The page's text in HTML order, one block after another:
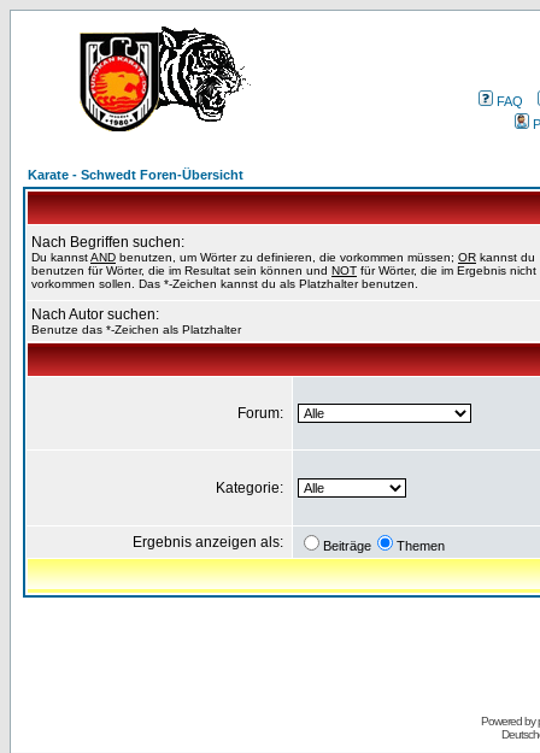
FAQ
Karate - Schwedt Foren-Übersicht
Nach Begriffen suchen:
Du kannstAND benutzen, um Wörter zu definieren, die vorkommen müssen; OR kannst du
benutzen für Wörter, die im Resultat sein können und NOT für Wörter, die im Ergebnis nicht
vorkommen sollen. Das *-Zeichen kannst du als Platzhalter benutzen.
Nach Autor suchen:
Benutze das *-Zeichen als Platzhalter
Forum:
Kategorie:
Ergebnis anzeigen als: Beiträge Themen
Powered by